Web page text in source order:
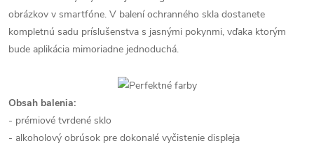
obrázkov v smartfóne. V balení ochranného skla dostanete
kompletnú sadu príslušenstva s jasnými pokynmi, vďaka ktorým
bude aplikácia mimoriadne jednoduchá.
Obsah balenia:
- prémiové tvrdené sklo
- alkoholový obrúsok pre dokonalé vyčistenie displeja